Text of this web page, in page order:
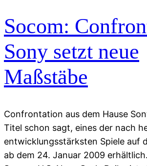
Socom:
Sony setzt neue
Maßstäbe
Confrontation aus dem Hause
Titel schon sagt, eines der nach
entwicklungsstärksten Spiele auf
ab dem 24. Januar 2009